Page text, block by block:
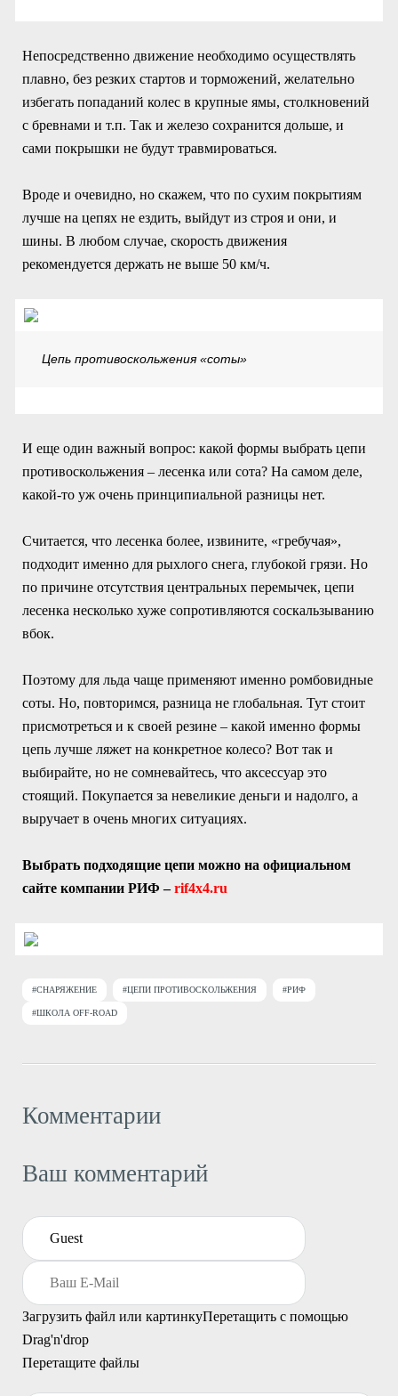
Непосредственно движение необходимо осуществлять
плавно, без резких стартов и торможений, желательно
избегать попаданий колес в крупные ямы, столкновений
с бревнами и т.п. Так и железо сохранится дольше, и
сами покрышки не будут травмироваться.
Вроде и очевидно, но скажем, что по сухим покрытиям
лучше на цепях не ездить, выйдут из строя и они, и
шины. В любом случае, скорость движения
рекомендуется держать не выше 50 км/ч.
Цепь противоскольжения «соты»
И еще один важный вопрос: какой формы выбрать цепи
противоскольжения – лесенка или сота? На самом деле,
какой-то уж очень принципиальной разницы нет.
Считается, что лесенка более, извините, «гребучая»,
подходит именно для рыхлого снега, глубокой грязи. Но
по причине отсутствия центральных перемычек, цепи
лесенка несколько хуже сопротивляются соскальзыванию
вбок.
Поэтому для льда чаще применяют именно ромбовидные
соты. Но, повторимся, разница не глобальная. Тут стоит
присмотреться и к своей резине – какой именно формы
цепь лучше ляжет на конкретное колесо? Вот так и
выбирайте, но не сомневайтесь, что аксессуар это
стоящий. Покупается за невеликие деньги и надолго, а
выручает в очень многих ситуациях.
Выбрать подходящие цепи можно на официальном
сайте компании РИФ –rif4x4.ru
#СНАРЯЖЕНИЕ #ЦЕПИ ПРОТИВОСКОЛЬЖЕНИЯ #РИФ
#ШКОЛА OFF-ROAD
Комментарии
Ваш комментарий
Загрузить файл или картинкуПеретащить с помощью
Drag'n'drop
Перетащите файлы